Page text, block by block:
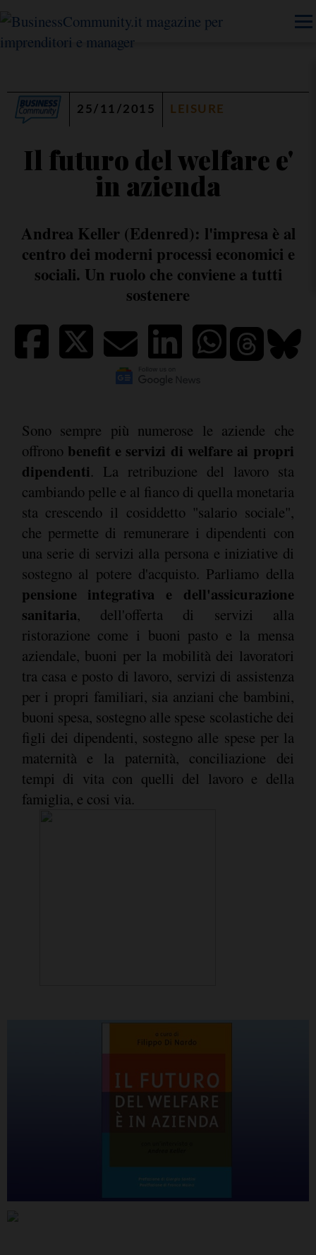
25/11/2015 LEISURE
Il futuro del welfare e'
in azienda
Andrea Keller (Edenred): l'impresa è al
centro dei moderni processi economici e
sociali. Un ruolo che conviene a tutti
sostenere
Sono sempre più numerose le aziende che
offrono benefit e servizi di welfare ai propri
dipendenti. La retribuzione del lavoro sta
cambiando pelle e al fianco di quella monetaria
sta crescendo il cosiddetto "salario sociale",
che permette di remunerare i dipendenti con
una serie di servizi alla persona e iniziative di
sostegno al potere d'acquisto. Parliamo della
pensione integrativa e dell'assicurazione
sanitaria, dell'offerta di servizi alla
ristorazione come i buoni pasto e la mensa
aziendale, buoni per la mobilità dei lavoratori
tra casa e posto di lavoro, servizi di assistenza
per i propri familiari, sia anziani che bambini,
buoni spesa, sostegno alle spese scolastiche dei
figli dei dipendenti, sostegno alle spese per la
maternità e la paternità, conciliazione dei
tempi di vita con quelli del lavoro e della
famiglia, e cosi via.